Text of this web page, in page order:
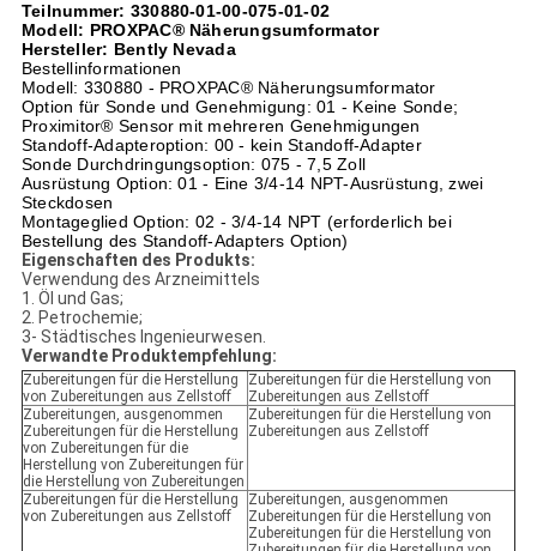
Teilnummer: 330880-01-00-075-01-02
Modell: PROXPAC® Näherungsumformator
Hersteller: Bently Nevada
Bestellinformationen
Modell: 330880 - PROXPAC® Näherungsumformator
Option für Sonde und Genehmigung: 01 - Keine Sonde;
Proximitor® Sensor mit mehreren Genehmigungen
Standoff-Adapteroption: 00 - kein Standoff-Adapter
Sonde Durchdringungsoption: 075 - 7,5 Zoll
Ausrüstung Option: 01 - Eine 3/4-14 NPT-Ausrüstung, zwei
Steckdosen
Montageglied Option: 02 - 3/4-14 NPT (erforderlich bei
Bestellung des Standoff-Adapters Option)
Eigenschaften des Produkts:
Verwendung des Arzneimittels
1. Öl und Gas;
2. Petrochemie;
3- Städtisches Ingenieurwesen.
Verwandte Produktempfehlung:
Zubereitungen für die Herstellung
von Zubereitungen aus Zellstoff
Zubereitungen für die Herstellung von
Zubereitungen aus Zellstoff
Zubereitungen, ausgenommen
Zubereitungen für die Herstellung
von Zubereitungen für die
Herstellung von Zubereitungen für
die Herstellung von Zubereitungen
Zubereitungen für die Herstellung von
Zubereitungen aus Zellstoff
Zubereitungen für die Herstellung
von Zubereitungen aus Zellstoff
Zubereitungen, ausgenommen
Zubereitungen für die Herstellung von
Zubereitungen für die Herstellung von